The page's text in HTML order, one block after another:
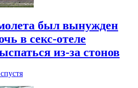
был вынужден
в секс-отеле
из-за стонов